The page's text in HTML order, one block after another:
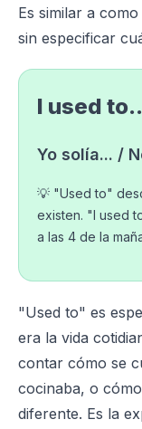
Es similar a
sin especificar
I used
Yo solía... /
💡 "Used to"
existen. "I used
a las 4 de la
"Used to" es
era la vida
contar cómo se
cocinaba, o
diferente. Es la